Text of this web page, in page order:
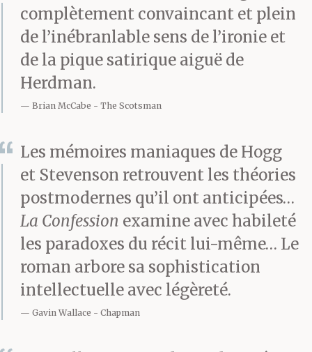
de ne pas être un peu
fou – tout cela est
incohérent au possible.
Or j’ai toujours
complètement convaincant et plein
de l’inébranlable sens de l’ironie et
de la pique satirique aiguë de
Herdman.
Brian McCabe The Scotsman
Les mémoires maniaques de Hogg
et Stevenson retrouvent les théories
postmodernes qu’il ont anticipées…
La Confession examine avec habileté
les paradoxes du récit lui-même… Le
roman arbore sa sophistication
intellectuelle avec légèreté.
Gavin Wallace Chapman